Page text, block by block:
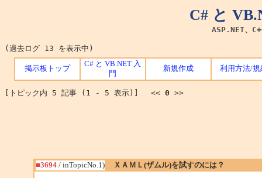
C# と
ASP.NET、
(過去ログ 13 を表示中)
掲示板トップ
C# と VB.NET 入
門
新規作成 利用方法/規
[トピック内 5 記事 (1 - 5 表示)] << 0 >>
■3694/ inTopicNo.1) ＸＡＭＬ(ザムル)を試すのには？